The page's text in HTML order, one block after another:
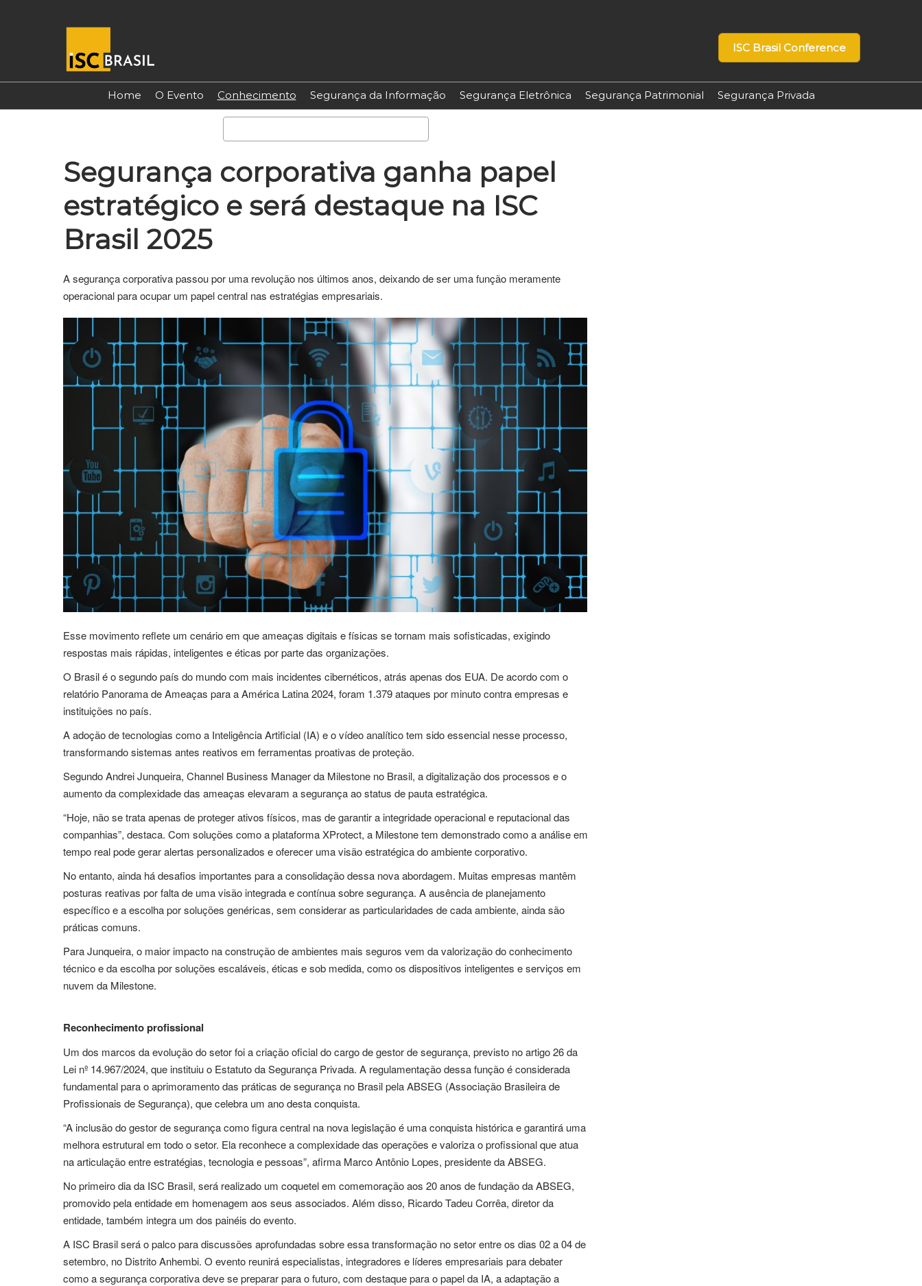
para
conteúdo
ISC Brasil Conference
Home O Evento Conhecimento Segurança da Informação Segurança Eletrônica Segurança Patrimonial Segurança Privada
Segurança corporativa ganha papel
estratégico e será destaque na ISC
Brasil 2025
A segurança corporativa passou por uma revolução nos últimos anos, deixando de ser uma função meramente
operacional para ocupar um papel central nas estratégias empresariais.
Esse movimento reflete um cenário em que ameaças digitais e físicas se tornam mais sofisticadas, exigindo
respostas mais rápidas, inteligentes e éticas por parte das organizações.
O Brasil é o segundo país do mundo com mais incidentes cibernéticos, atrás apenas dos EUA. De acordo com o
relatório Panorama de Ameaças para a América Latina 2024, foram 1.379 ataques por minuto contra empresas e
instituições no país.
A adoção de tecnologias como a Inteligência Artificial (IA) e o vídeo analítico tem sido essencial nesse processo,
transformando sistemas antes reativos em ferramentas proativas de proteção.
Segundo Andrei Junqueira, Channel Business Manager da Milestone no Brasil, a digitalização dos processos e o
aumento da complexidade das ameaças elevaram a segurança ao status de pauta estratégica.
“Hoje, não se trata apenas de proteger ativos físicos, mas de garantir a integridade operacional e reputacional das
companhias”, destaca. Com soluções como a plataforma XProtect, a Milestone tem demonstrado como a análise em
tempo real pode gerar alertas personalizados e oferecer uma visão estratégica do ambiente corporativo.
No entanto, ainda há desafios importantes para a consolidação dessa nova abordagem. Muitas empresas mantêm
posturas reativas por falta de uma visão integrada e contínua sobre segurança. A ausência de planejamento
específico e a escolha por soluções genéricas, sem considerar as particularidades de cada ambiente, ainda são
práticas comuns.
Para Junqueira, o maior impacto na construção de ambientes mais seguros vem da valorização do conhecimento
técnico e da escolha por soluções escaláveis, éticas e sob medida, como os dispositivos inteligentes e serviços em
nuvem da Milestone.
Reconhecimento profissional
Um dos marcos da evolução do setor foi a criação oficial do cargo de gestor de segurança, previsto no artigo 26 da
Lei nº 14.967/2024, que instituiu o Estatuto da Segurança Privada. A regulamentação dessa função é considerada
fundamental para o aprimoramento das práticas de segurança no Brasil pela ABSEG (Associação Brasileira de
Profissionais de Segurança), que celebra um ano desta conquista.
“A inclusão do gestor de segurança como figura central na nova legislação é uma conquista histórica e garantirá uma
melhora estrutural em todo o setor. Ela reconhece a complexidade das operações e valoriza o profissional que atua
na articulação entre estratégias, tecnologia e pessoas”, afirma Marco Antônio Lopes, presidente da ABSEG.
No primeiro dia da ISC Brasil, será realizado um coquetel em comemoração aos 20 anos de fundação da ABSEG,
promovido pela entidade em homenagem aos seus associados. Além disso, Ricardo Tadeu Corrêa, diretor da
entidade, também integra um dos painéis do evento.
A ISC Brasil será o palco para discussões aprofundadas sobre essa transformação no setor entre os dias 02 a 04 de
setembro, no Distrito Anhembi. O evento reunirá especialistas, integradores e líderes empresariais para debater
como a segurança corporativa deve se preparar para o futuro, com destaque para o papel da IA, a adaptação a